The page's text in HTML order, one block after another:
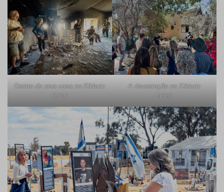
Dentro de uma casa no Kibbutz
Be’eri.
A devastação no Kibbutz
Be’eri.